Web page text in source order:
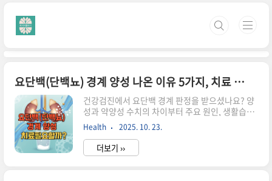
요단백(단백뇨) 경계 양성 나온 이유 5가지, 치료 필요할까?
건강검진에서 요단백 경계 판정을 받으셨나요? 양
성과 약양성 수치의 차이부터 주요 원인, 생활습관
관리법, 추가 검사가 필요한 경우까지 한 번에 정리
해드립니다. 많은 도움이 되시길 바랍니다!건강검
진 요단백 경계, 걱정해야 할까?매년 받는 건강검
진에서 '요단백 경계' 판정을 받으면 누구나 놀라게
Health 2025. 10. 23.
더보기 ››